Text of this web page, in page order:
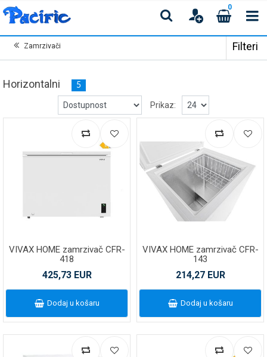
0
Zamrzivači Filteri
Horizontalni 5
Prikaz:
VIVAX HOME zamrzivač CFR-
418
425,73 EUR
Dodaj u košaru
VIVAX HOME zamrzivač CFR-
143
214,27 EUR
Dodaj u košaru